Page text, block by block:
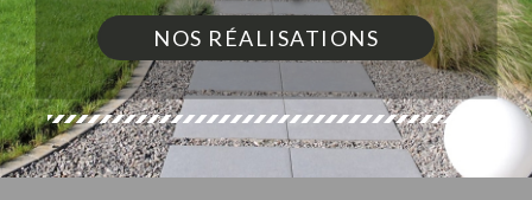
NOS RÉALISATIONS